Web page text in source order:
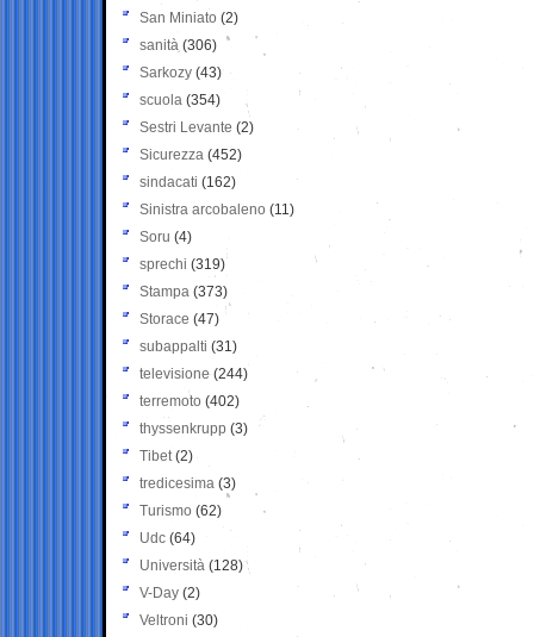
San Miniato (2)
sanità (306)
Sarkozy (43)
scuola (354)
Sestri Levante (2)
Sicurezza (452)
sindacati (162)
Sinistra arcobaleno (11)
Soru (4)
sprechi (319)
Stampa (373)
Storace (47)
subappalti (31)
televisione(244)
terremoto (402)
thyssenkrupp (3)
Tibet(2)
tredicesima (3)
Turismo (62)
Udc (64)
Università (128)
V-Day (2)
Veltroni (30)